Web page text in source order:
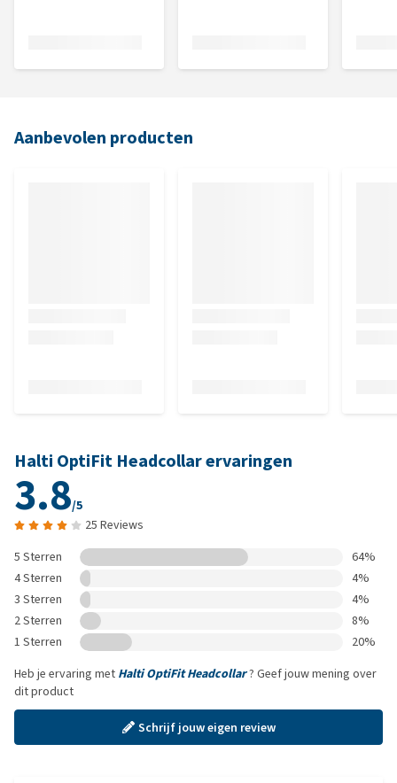
Aanbevolen producten
Halti OptiFit Headcollar ervaringen
3.8/5
25 Reviews
5 Sterren
64%
4 Sterren
4%
3 Sterren
4%
2 Sterren
8%
1 Sterren
20%
Heb je ervaring met Halti OptiFit Headcollar? Geef jouw mening over
dit product
Schrijf jouw eigen review